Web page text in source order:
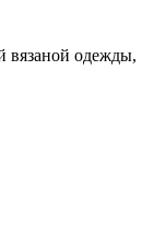
вязаной одежды,